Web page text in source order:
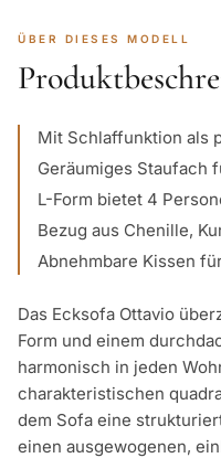
ÜBER DIESES MODELL
Mit Schlaffunktion als
Geräumiges Staufach
L-Form bietet 4
Bezug aus Chenille,
Abnehmbare Kissen
Das Ecksofa Ottavio
Form und einem
harmonisch in jeden
charakteristischen
dem Sofa eine
einen ausgewogenen,